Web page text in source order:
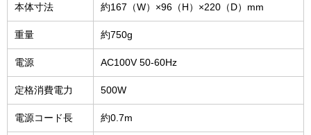
本体寸法 約167（W）×96（H）×220（D）mm
重量 約750g
電源 AC100V 50-60Hz
定格消費電力 500W
電源コード長 約0.7m